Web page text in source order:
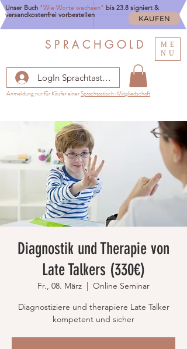
KAUFEN
Unser Buch "Wie Worte wachsen" bis 23.8 signiert &
versandkostenfrei vorbestellen
ME
NU
LogIn Sprachtastisch
Anmeldung nur für Käufer einerSprachtastisch-Mitgliedschaft
S P R A C H G O L D
Diagnostik und Therapie von
Late Talkers (330€)
Fr., 08. März
Online Seminar
Diagnostiziere und therapiere Late Talker
kompetent und sicher